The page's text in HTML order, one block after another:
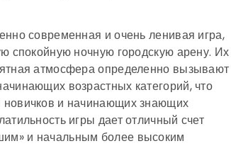
современная и очень ленивая игра,
спокойную ночную городскую арену. Их
атмосфера определенно вызывают
возрастных категорий, что
и начинающих знающих
игры дает отличный счет
и начальным более высоким